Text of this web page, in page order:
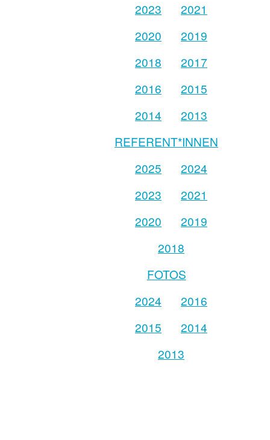
2023
2021
2020
2019
2018
2017
2016
2015
2014
2013
REFERENT*INNEN
2025
2024
2023
2021
2020
2019
2018
FOTOS
2024
2016
2015
2014
2013